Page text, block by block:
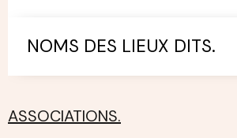
NOMS DES LIEUX DITS.
ASSOCIATIONS.